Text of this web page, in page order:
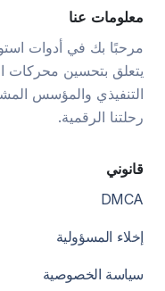
معلومات عنا
مرحبًا بك في أدوات
يتعلق بتحسين محركات
التنفيذي والمؤسس
رحلتنا الرقمية.
قانوني
DMCA
إخلاء المسؤولية
سياسة الخصوصية